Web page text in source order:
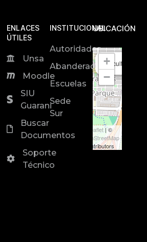
ENLACES
ÚTILES
Unsa
Moodle
SIU
Guarani
Buscar
Documentos
Soporte
Técnico
INSTITUCIONAL
Autoridades
Abanderados
Escuelas
Sede
Sur
UBICACIÓN
Facultad de
+
−
Leaflet| ©
OpenStreetMap
contributors